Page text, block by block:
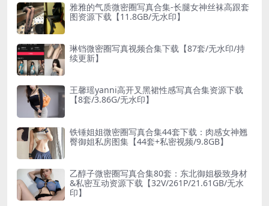
雅雅的气质微密圈写真合集-长腿女神丝袜高跟套
图资源下载【11.8GB/无水印】
琳铛微密圈写真视频合集下载【87套/无水印/持
续更新】
王馨瑶yanni高开叉黑裙性感写真合集资源下载
【8套/3.86G/无水印】
铁锤姐姐微密圈写真合集44套下载：肉感女神翘
臀御姐私房图集【44套+私密视频/9.8GB】
乙醇子微密圈写真合集80套：东北御姐极致身材
&私密互动资源下载【32V/261P/21.61GB/无水
印】